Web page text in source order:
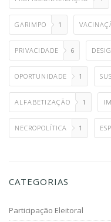
GARIMPO 1
PRIVACIDADE 6
OPORTUNIDADE 1 SUS
ALFABETIZAÇÃO 1
NECROPOLÍTICA 1
CATEGORIAS
Participação Eleitoral